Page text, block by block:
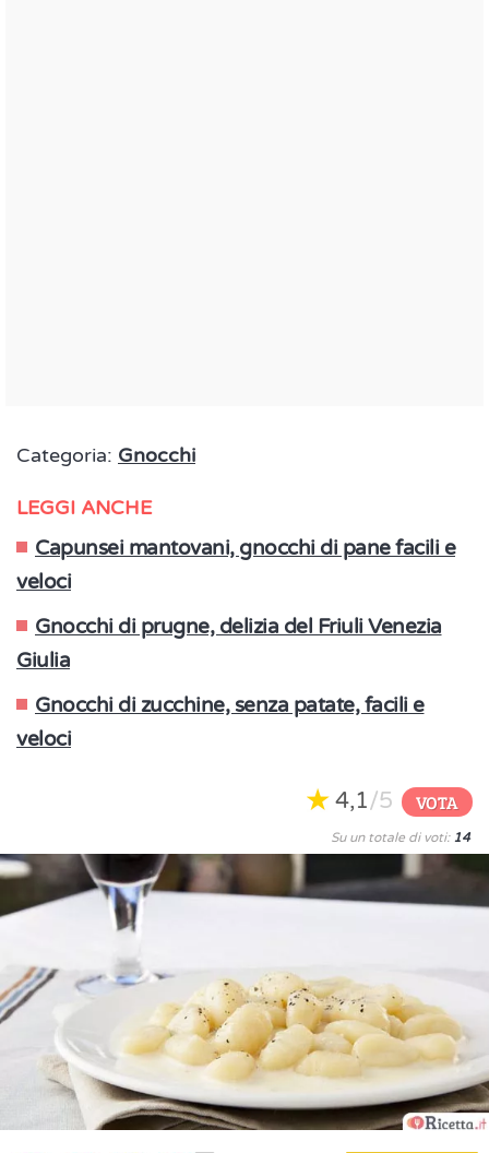
Categoria: Gnocchi
LEGGI ANCHE
Capunsei mantovani, gnocchi di pane facili e
veloci
Gnocchi di prugne, delizia del Friuli Venezia
Giulia
Gnocchi di zucchine, senza patate, facili e
veloci
4,1/5 VOTA
Su un totale di voti: 14